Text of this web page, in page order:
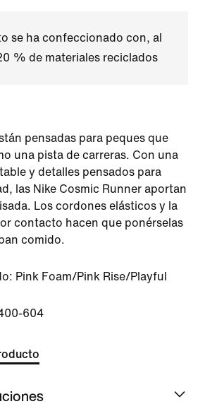
se ha confeccionado con, al
% de materiales reciclados
pensadas para peques que
una pista de carreras. Con una
y detalles pensados para
las Nike Cosmic Runner aportan
Los cordones elásticos y la
contacto hacen que ponérselas
comido.
Pink Foam/Pink Rise/Playful
604